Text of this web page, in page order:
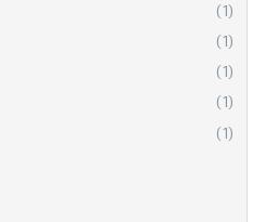
(1)
(1)
(1)
(1)
(1)